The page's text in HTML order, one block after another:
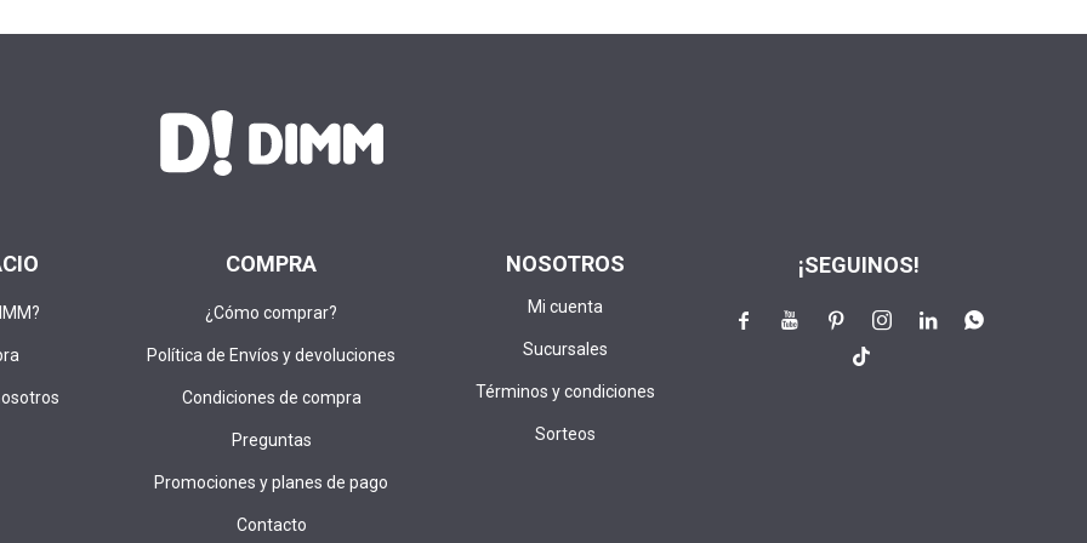
COMPRA
¿Cómo comprar?
Política de Envíos y devoluciones
Condiciones de compra
Preguntas
Promociones y planes de pago
Contacto
NOSOTROS
Mi cuenta
Sucursales
Términos y condiciones
Sorteos
¡SEGUINOS!
    

